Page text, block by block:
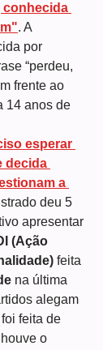
conhecida
. A
por
“perdeu,
frente ao
14 anos de
esperar
decida
a
deu 5
apresentar
(Ação
feita
na última
alegam
feita de
o